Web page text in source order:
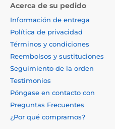
Acerca de su pedido
Información de entrega
Política de privacidad
Términos y condiciones
Reembolsos y sustituciones
Seguimiento de la orden
Testimonios
Póngase en contacto con
Preguntas Frecuentes
¿Por qué comprarnos?